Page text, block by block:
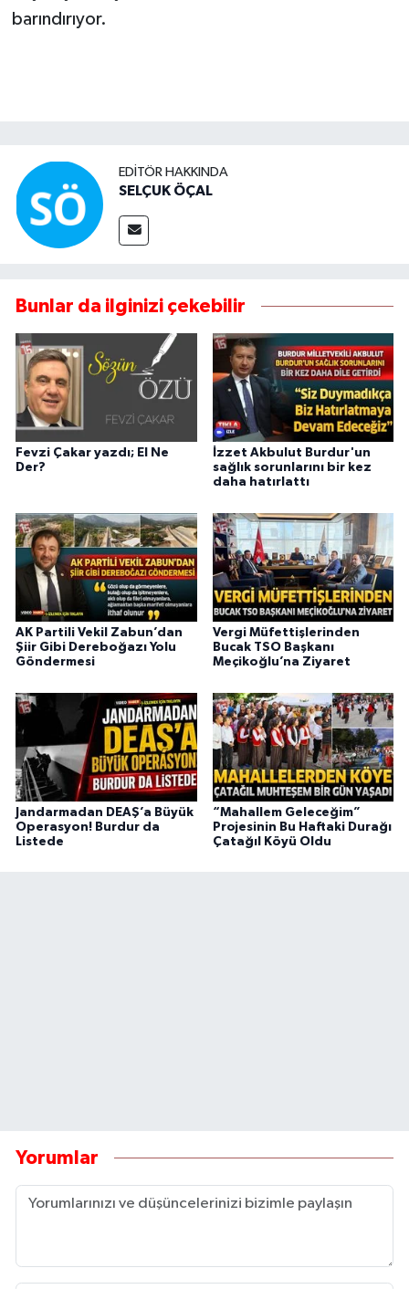
barındırıyor.
EDITÖR HAKKINDA
SELÇUK ÖÇAL
Bunlar da ilginizi çekebilir
Fevzi Çakar yazdı; El Ne
Der?
İzzet Akbulut Burdur'un
sağlık sorunlarını bir kez
daha hatırlattı
AK Partili Vekil Zabun’dan
Şiir Gibi Dereboğazı Yolu
Göndermesi
Vergi Müfettişlerinden
Bucak TSO Başkanı
Meçikoğlu’na Ziyaret
Jandarmadan DEAŞ’a Büyük
Operasyon! Burdur da
Listede
“Mahallem Geleceğim”
Projesinin Bu Haftaki Durağı
Çatağıl Köyü Oldu
Yorumlar